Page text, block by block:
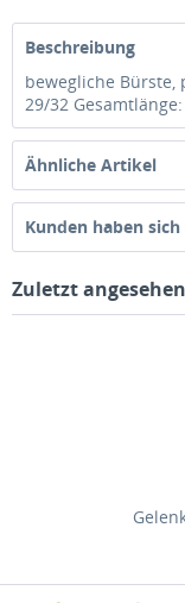
Beschreibung
bewegliche Bürste,
29/32
Ähnliche Artikel
Kunden haben
Zuletzt angesehen